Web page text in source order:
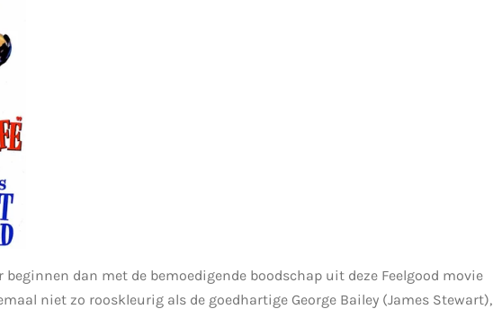
dan met de bemoedigende boodschap uit deze Feelgood movie
niet zo rooskleurig als de goedhartige George Bailey (James Stewart),